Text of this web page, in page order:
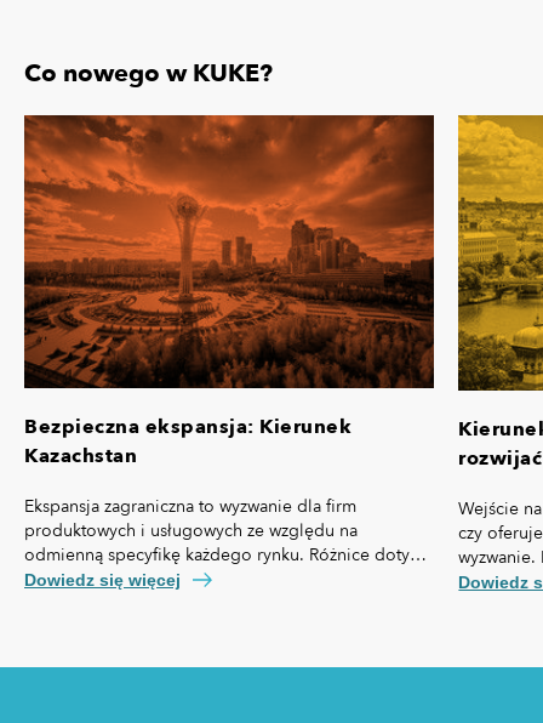
Co nowego w KUKE?
Bezpieczna ekspansja: Kierunek
Kazachstan
Ekspansja zagraniczna to wyzwanie dla firm
produktowych i usługowych ze względu na
odmienną specyfikę każdego rynku. Różnice dotyczą
nie tylko przepisów prawa czy technologii, ale też,
Dowiedz się więcej
Wejście
czy
własną
Dowiedz